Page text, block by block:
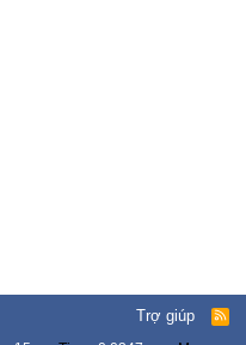
Trợ giúp
R